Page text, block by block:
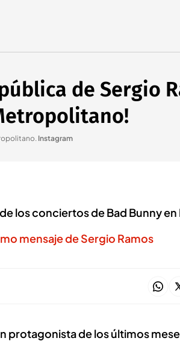
de Sergio
. Instagram
los conciertos de Bad Bunny en
mensaje de Sergio Ramos
protagonista de los últimos